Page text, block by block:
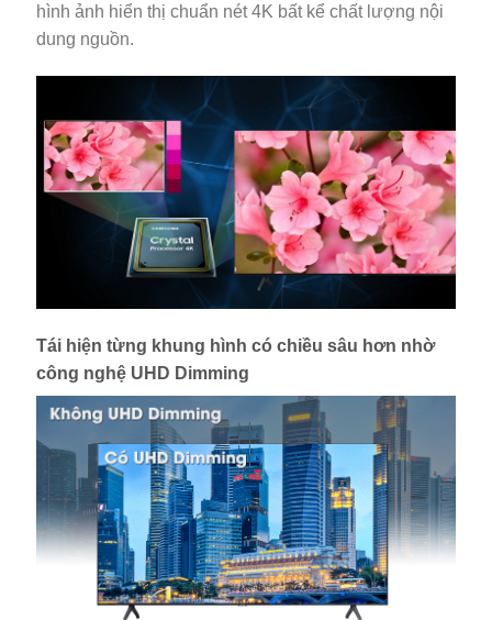
hình ảnh hiển thị chuẩn nét 4K bất kể chất lượng nội
dung nguồn.
Tái hiện từng khung hình có chiều sâu hơn nhờ
công nghệ UHD Dimming